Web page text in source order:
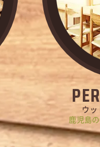
ウ
鹿児島